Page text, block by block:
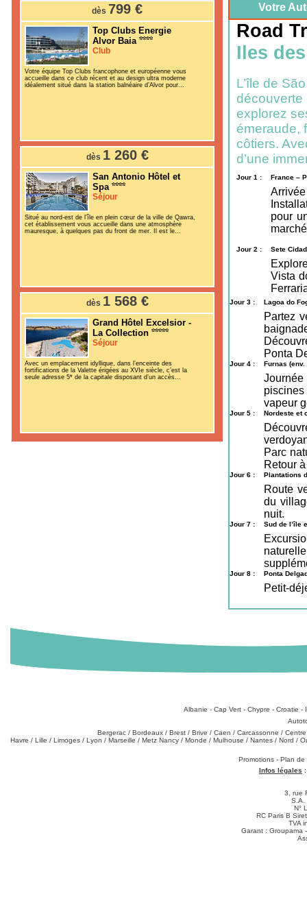
dès 799 €
Top Clubs Energie
Alvor Baia
Club
Votre équipe Top Clubs francophone et européenne vous
accueille dans ce club récent et au design ultra moderne
idéalement situé dans la station balnéaire d’Alvor pour...
dès 1 260 €
San Antonio Hôtel et
Spa
Séjour
Situé au nord-est de l’île en plein cœur de la ville de Qawra,
cet établissement vous accueille dans une atmosphère
mauresque, à quelques pas du front de mer. Il est le...
dès 1 568 €
Grand Hôtel Excelsior -
La Collection
Séjour
Avec un emplacement idyllique, dans l’enceinte des
fortifications de la Valette érigées au XVIe siècle, c’est la
seule adresse 5* de la capitale disposant d’un accès...
Votre
Road
Iles
L’île de
découverte
explorez
émeraude,
côtiers.
d’une
Jour 1 : France –
pour
Jour 2 : Sete
Vista
Jour 3 : Lagoa do
Partez
Ponta
Jour 4 : Furnas (env.
Journée
vapeur
Jour 5 : Nordeste et
Parc
Retour
Jour 6 : Plantations
Route
du
nuit.
Jour 7 : Sud de l’île
Jour 8 : Ponta
Petit-
Albanie - Cap Vert- Chypre - Croatie -
Bergerac / Bordeaux / Brest / Brive / Caen / Carcassonne / Centre
Havre / Lille / Limoges / Lyon / Marseille / Metz Nancy / Monde / Mulhouse / Nantes / Nord /
Promotions - Plan
Infos légales
3, rue
S.A.
N°
RC Paris B
TVA
Garant : Groupama